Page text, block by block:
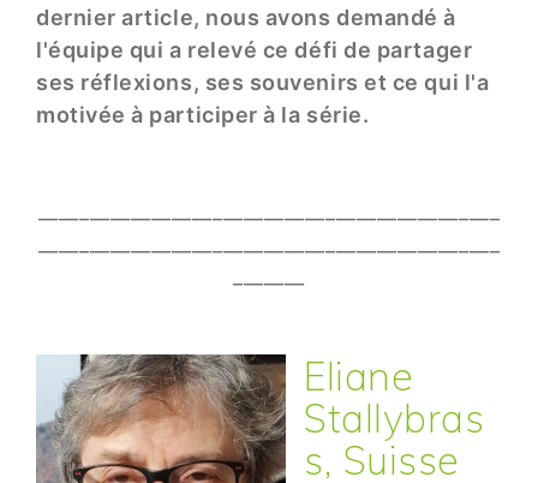
dernier article, nous avons demandé à
l'équipe qui a relevé ce défi de partager
ses réflexions, ses souvenirs et ce qui l'a
motivée à participer à la série.
Eliane
Stallybras
s, Suisse